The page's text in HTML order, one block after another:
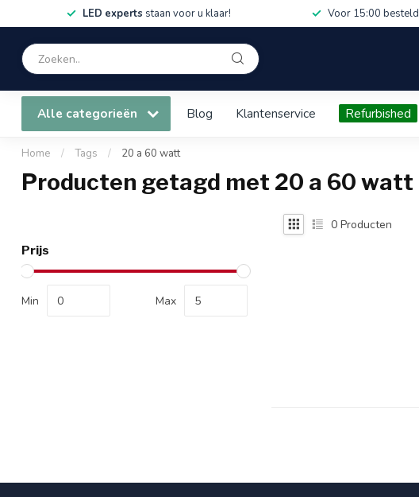
LED experts staan voor u klaar! Voor 15:00 besteld
Alle categorieën Blog Klantenservice Refurbished
Home / Tags / 20 a 60 watt
Producten getagd met 20 a 60 watt
Prijs
Min Max
0 Producten